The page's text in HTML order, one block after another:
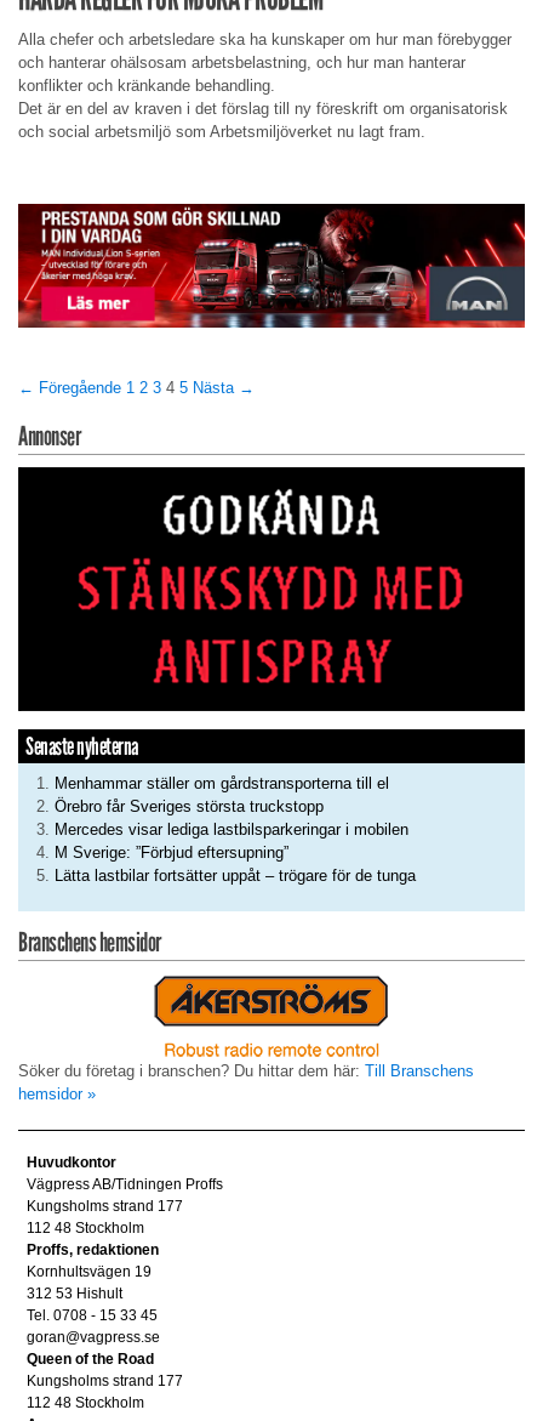
Alla chefer och arbetsledare ska ha kunskaper om hur man förebygger
och hanterar ohälsosam arbetsbelastning, och hur man hanterar
konflikter och kränkande behandling.
Det är en del av kraven i det förslag till ny föreskrift om organisatorisk
och social arbetsmiljö som Arbetsmiljöverket nu lagt fram.
← Föregående 1 2 3 4 5 Nästa →
Annonser
Senaste nyheterna
Menhammar ställer om gårdstransporterna till el
Örebro får Sveriges största truckstopp
Mercedes visar lediga lastbilsparkeringar i mobilen
M Sverige: ”Förbjud eftersupning”
Lätta lastbilar fortsätter uppåt – trögare för de tunga
Branschens hemsidor
Söker du företag i branschen? Du hittar dem här: Till Branschens
hemsidor »
Huvudkontor
Vägpress AB/Tidningen Proffs
Kungsholms strand 177
112 48 Stockholm
Proffs, redaktionen
Kornhultsvägen 19
312 53 Hishult
Tel. 0708 - 15 33 45
goran@vagpress.se
Queen of the Road
Kungsholms strand 177
112 48 Stockholm